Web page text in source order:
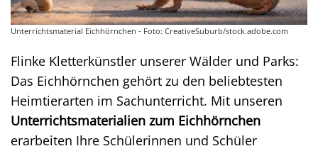
Unterrichtsmaterial Eichhörnchen - Foto: CreativeSuburb/stock.adobe.com
Flinke Kletterkünstler unserer Wälder und Parks:
Das Eichhörnchen gehört zu den beliebtesten
Heimtierarten im Sachunterricht. Mit unseren
Unterrichtsmaterialien zum Eichhörnchen
erarbeiten Ihre Schülerinnen und Schüler